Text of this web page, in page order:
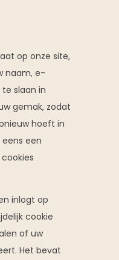
op onze site,
naam, e-
slaan in
gemak, zodat
hoeft in
een
inlogt op
cookie
of uw
Het bevat